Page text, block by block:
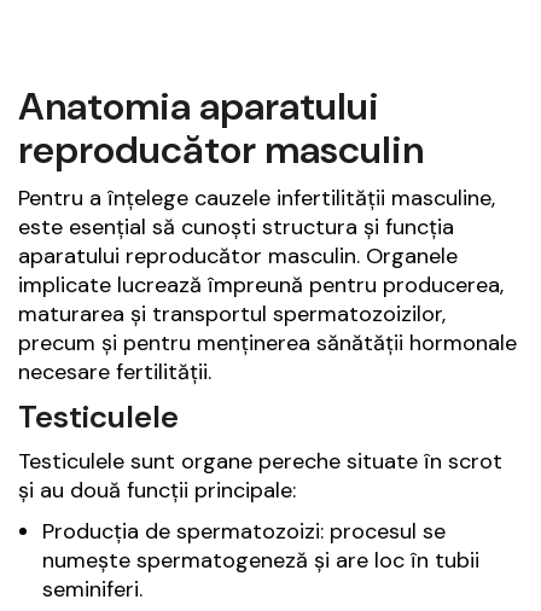
Anatomia aparatului
reproducător masculin
Pentru a înțelege cauzele infertilității masculine,
este esențial să cunoști structura și funcția
aparatului reproducător masculin. Organele
implicate lucrează împreună pentru producerea,
maturarea și transportul spermatozoizilor,
precum și pentru menținerea sănătății hormonale
necesare fertilității.
Testiculele
Testiculele sunt organe pereche situate în scrot
și au două funcții principale:
Producția de spermatozoizi: procesul se
numește spermatogeneză și are loc în tubii
seminiferi.